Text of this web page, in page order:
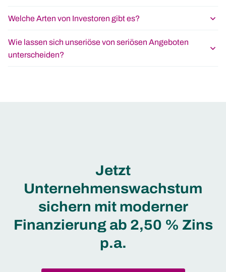
Welche Arten von Investoren gibt es?
Wie lassen sich unseriöse von seriösen Angeboten
unterscheiden?
Jetzt
Unternehmenswachstum
sichern mit moderner
Finanzierung ab 2,50 % Zins
p.a.